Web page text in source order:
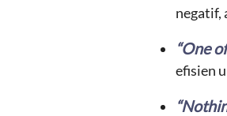
negatif,
“One
efisien